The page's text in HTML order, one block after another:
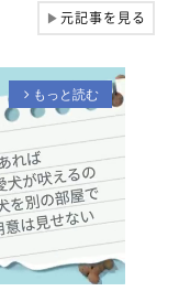
▶元記事を見る
arrow_forward_ios もっと読む